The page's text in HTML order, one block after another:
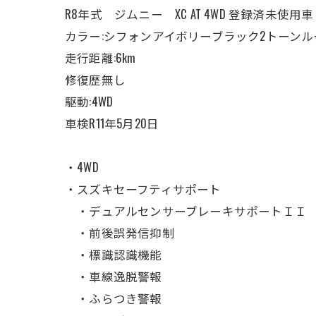
R8年式 ジムニー XC AT 4WD 登録済未使用車
カラー:シフォンアイボリーブラック2トーン
走行距離:6km
修復歴無し
駆動:4WD
車検R11年5月20日
・4WD
・スズキセーフティサポート
・デュアルセンサーブレーキサポートＩＩ
・前後誤発信抑制
・標識認識機能
・車線逸脱警報
・ふらつき警報